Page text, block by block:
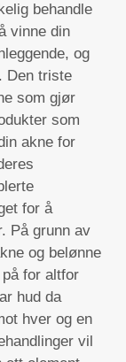
behandle
vinne din
og
Den triste
som gjør
som
akne for
for å
På grunn av
og belønne
for altfor
hud da
hver og en
vil